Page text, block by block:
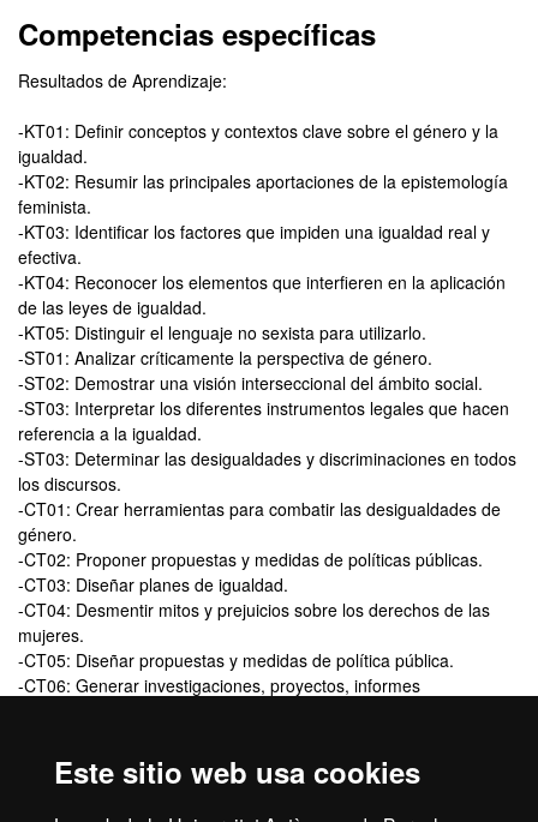
Este sitio web usa cookies
Competencias específicas
Resultados de Aprendizaje:
-KT01: Definir conceptos y contextos clave sobre el género y la
igualdad.
-KT02: Resumir las principales aportaciones de la epistemología
feminista.
-KT03: Identificar los factores que impiden una igualdad real y
efectiva.
-KT04: Reconocer los elementos que interfieren en la aplicación
de las leyes de igualdad.
-KT05: Distinguir el lenguaje no sexista para utilizarlo.
-ST01: Analizar críticamente la perspectiva de género.
-ST02: Demostrar una visión interseccional del ámbito social.
-ST03: Interpretar los diferentes instrumentos legales que hacen
referencia a la igualdad.
-ST03: Determinar las desigualdades y discriminaciones en todos
los discursos.
-CT01: Crear herramientas para combatir las desigualdades de
género.
-CT02: Proponer propuestas y medidas de políticas públicas.
-CT03: Diseñar planes de igualdad.
-CT04: Desmentir mitos y prejuicios sobre los derechos de las
mujeres.
-CT05: Diseñar propuestas y medidas de política pública.
-CT06: Generar investigaciones, proyectos, informes
Título que se obtiene